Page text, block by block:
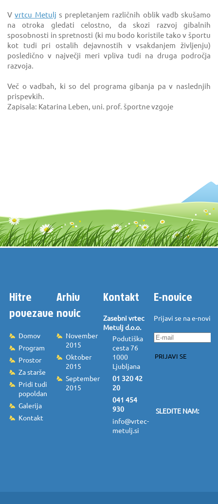
Vvrtcu Metulj s prepletanjem različnih oblik vadb skušamo
na otroka gledati celostno, da skozi razvoj gibalnih
sposobnosti in spretnosti (ki mu bodo koristile tako v športu
kot tudi pri ostalih dejavnostih v vsakdanjem življenju)
posledično v največji meri vpliva tudi na druga področja
razvoja.
Več o vadbah, ki so del programa gibanja pa v naslednjih
prispevkih.
Zapisala: Katarina Leben, uni. prof. športne vzgoje
Hitre
povezave
Domov
Program
Prostor
Za starše
Pridi tudi
popoldan
Galerija
Kontakt
Arhiv
novic
November
2015
Oktober
2015
September
2015
Kontakt
Zasebni vrtec
Metulj d.o.o.
Podutiška
cesta 76
1000
Ljubljana
01 320 42
20
041 454
930
info@vrtec-
metulj.si
E-novice
Prijavi se na e-
PRIJAVI SE
SLEDITE NAM: